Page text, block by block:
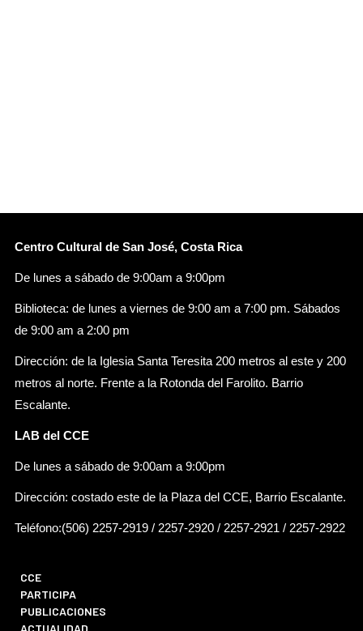
Centro Cultural de San José, Costa Rica
De lunes a sábado de 9:00am a 9:00pm
Biblioteca: de lunes a viernes de 9:00 am a 7:00 pm. Sábados
de 9:00 am a 2:00 pm
Dirección: de la Iglesia Santa Teresita 200 metros al este y 200
metros al norte. Frente a la Rotonda del Farolito. Barrio
Escalante.
LAB del CCE
De lunes a sábado de 9:00am a 9:00pm
Dirección: costado este de la Plaza del CCE, Barrio Escalante.
Teléfono:(506) 2257-2919 / 2257-2920 / 2257-2921 / 2257-2922
CCE
PARTICIPA
PUBLICACIONES
ACTUALIDAD